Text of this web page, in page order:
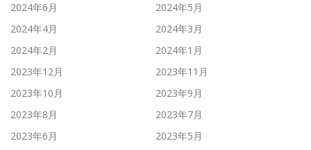
2024年6月
2024年5月
2024年4月
2024年3月
2024年2月
2024年1月
2023年12月
2023年11月
2023年10月
2023年9月
2023年8月
2023年7月
2023年6月
2023年5月